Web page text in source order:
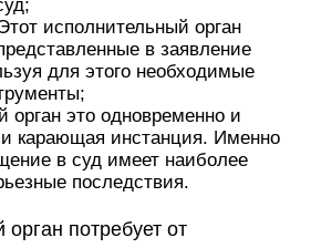
исполнительный орган
в заявление
для этого необходимые
это одновременно и
карающая инстанция. Именно
в суд имеет наиболее
последствия.
потребует от